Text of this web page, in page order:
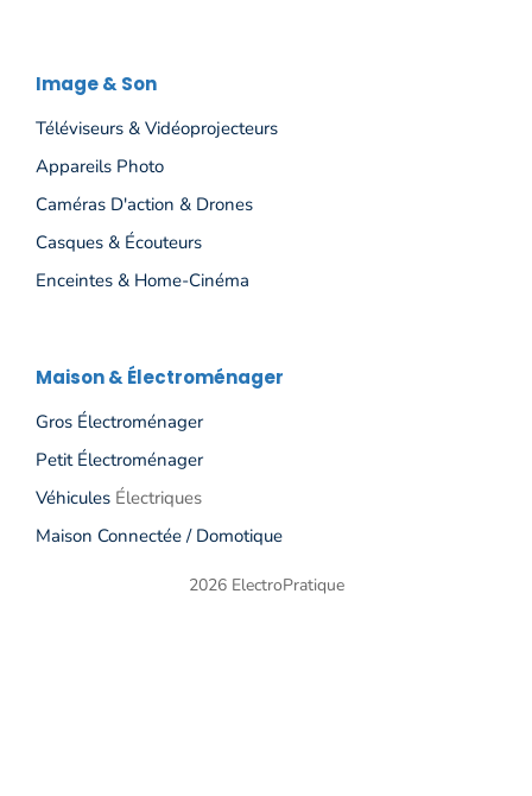
Image & Son
Téléviseurs & Vidéoprojecteurs
Appareils Photo
Caméras D'action & Drones
Casques & Écouteurs
Enceintes & Home-Cinéma
Maison & Électroménager
Gros ÉlectroménageR
Petit Électroménager
Véhicules Électriques
Maison Connectée / Domotique
2026 ElectroPratique